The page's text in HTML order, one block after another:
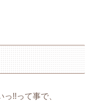
!!って事で、